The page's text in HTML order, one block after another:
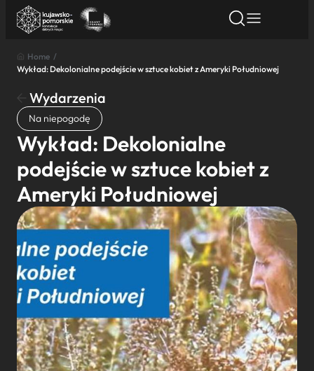
Znajdź atrakcję Znajdź artykuł Znajdź
Znajdź atrakcję
Nazwa atrakcji
Miasto
Kategoria
Wyszukaj
Home /
Wykład: Dekolonialne podejście w sztuce kobiet z Ameryki Południowej
Wydarzenia
Na niepogodę
Wykład: Dekolonialne
podejście w sztuce kobiet z
Ameryki Południowej